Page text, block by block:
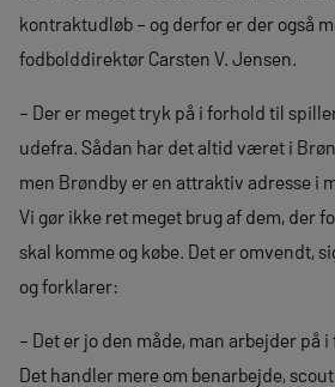
kontraktudløb – og derfor er der også
fodbolddirektør Carsten V. Jensen.
– Der er meget tryk på i forhold til
udefra. Sådan har det altid været i
men Brøndby er en attraktiv adresse i
Vi gør ikke ret meget brug af dem, der
skal komme og købe. Det er omvendt,
og forklarer:
– Det er jo den måde, man arbejder
Det handler mere om benarbejde,